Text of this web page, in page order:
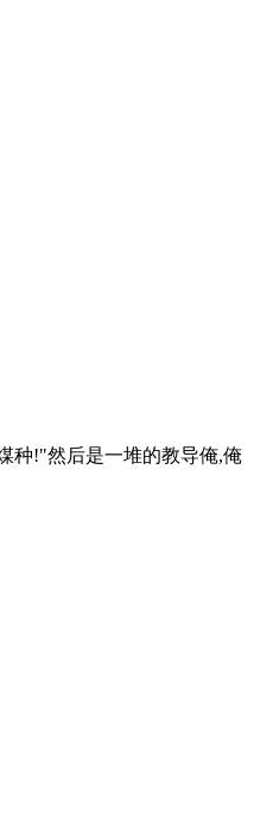
种!"然后是一堆的教导俺,俺